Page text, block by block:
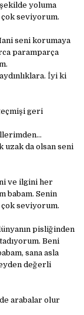
yoluma
çok seviyorum.
seni korumaya
paramparça
İyi ki
geri
uzak da olsan seni
ve ilgini her
babam. Senin
seviyorum.
pisliğinden
Beni
sana asla
değerli
arabalar olur